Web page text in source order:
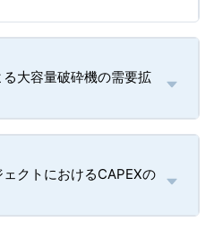
大容量破砕機の需要拡
クトにおけるCAPEXの